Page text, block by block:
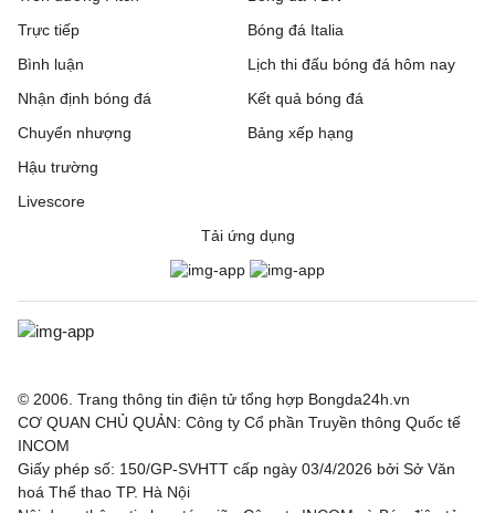
Lusitania Lourosa 2 - 0 FC Porto B
Hạng 2 Hà Lan, Hôm nay - 11/08
Jong AZ Alkmaar 0 - 0 FC Eindhoven
Hạng 2 Brazil, Hôm nay - 11/08
AFC Challenge League, Hôm nay - 11/08
Central Stallions
FC Ulaanbaatar 15:00 Hang Yuan
Trực tiếp
Bóng đá Italia
Bình luận
Nhận định bóng đá
Chuyển nhượng
Hậu trường
Livescore
Lịch thi đấu bóng đá hôm nay
Kết quả bóng đá
Bảng xếp hạng
Tải ứng dụng
© 2006. Trang thông tin điện tử tổng hợp Bongda24h.vn
CƠ QUAN CHỦ QUẢN: Công ty Cổ phần Truyền thông Quốc tế
INCOM
Giấy phép số: 150/GP-SVHTT cấp ngày 03/4/2026 bởi Sở Văn
hoá Thể thao TP. Hà Nội